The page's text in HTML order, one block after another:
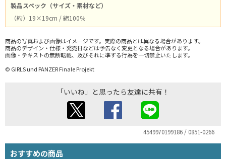
製品スペック（サイズ・素材など）
（約）19×19cm / 綿100％
商品の写真および画像はイメージです。実際の商品とは異なる場合があります。
商品のデザイン・仕様・発売日などは予告なく変更となる場合があります。
画像・テキストの無断転載、及びそれに準ずる行為を一切禁止いたします。
© GIRLS und PANZER Finale Projekt
「いいね」と思ったら友達に共有！
4549970199186 / 0851-0266
おすすめの商品